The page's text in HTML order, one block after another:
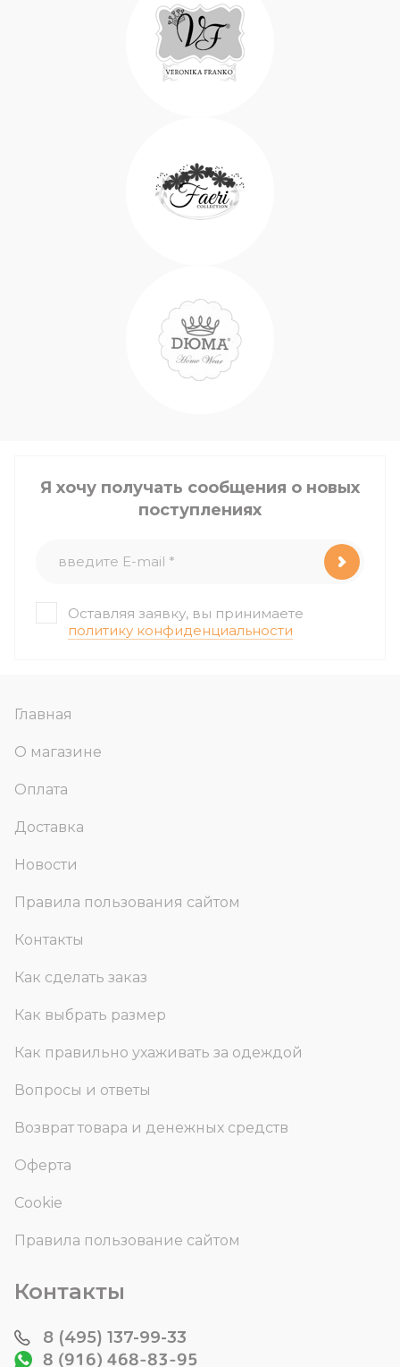
Главная
О магазине
Оплата
Доставка
Новости
Правила пользования сайтом
Контакты
Как сделать заказ
Как выбрать размер
Как правильно ухаживать за одеждой
Вопросы и ответы
Возврат товара и денежных средств
Оферта
Cookie
Правила пользование сайтом
Контакты
8 (495) 137-99-33
8 (916) 468-83-95
Я хочу получать сообщения о новых
поступлениях
Оставляя заявку, вы принимаете
политику конфиденциальности